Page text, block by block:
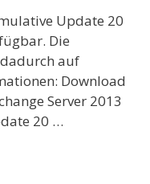
Update 20
Die
auf
Download
Server 2013
20 …